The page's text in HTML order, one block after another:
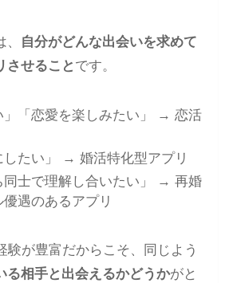
自分がどんな出会いを求めて
させること です。
」「恋愛を楽しみたい」 → 恋活
したい」 → 婚活特化型アプリ
同士で理解し合いたい」 → 再婚
遇のあるアプリ
験が豊富だからこそ、同じよう
る相手と出会えるかどうかがと